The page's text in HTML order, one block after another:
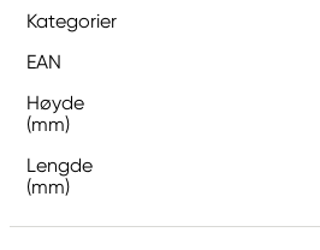
Kategorier
EAN
Høyde
(mm)
Lengde
(mm)